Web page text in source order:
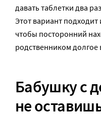
давать таблетки два
Этот вариант
чтобы посторонний
родственником долгое
Бабушку с
не